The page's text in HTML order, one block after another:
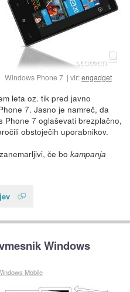
Windows Phone 7 vir:engadget
leta oz. tik pred javno
7. Jasno je namreč, da
Phone 7 oglaševati brezplačno,
obstoječih uporabnikov.
če bo kampanja
Windows
Mobile